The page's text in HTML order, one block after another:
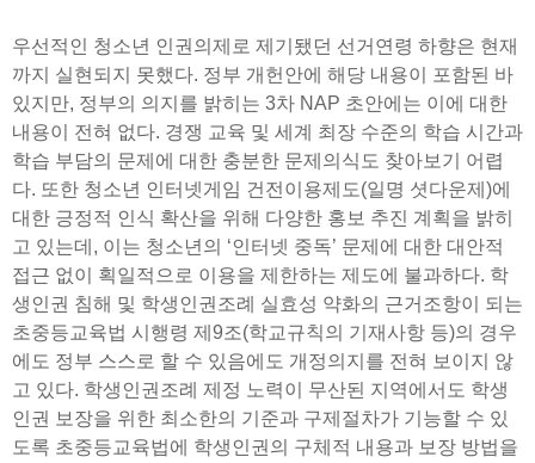
우선적인 청소년 인권의제로 제기됐던 선거연령 하향은 현재
까지 실현되지 못했다. 정부 개헌안에 해당 내용이 포함된 바
있지만, 정부의 의지를 밝히는 3차 NAP 초안에는 이에 대한
내용이 전혀 없다. 경쟁 교육 및 세계 최장 수준의 학습 시간과
학습 부담의 문제에 대한 충분한 문제의식도 찾아보기 어렵
다. 또한 청소년 인터넷게임 건전이용제도(일명 셧다운제)에
대한 긍정적 인식 확산을 위해 다양한 홍보 추진 계획을 밝히
고 있는데, 이는 청소년의 ‘인터넷 중독’ 문제에 대한 대안적
접근 없이 획일적으로 이용을 제한하는 제도에 불과하다. 학
생인권 침해 및 학생인권조례 실효성 약화의 근거조항이 되는
초중등교육법 시행령 제9조(학교규칙의 기재사항 등)의 경우
에도 정부 스스로 할 수 있음에도 개정의지를 전혀 보이지 않
고 있다. 학생인권조례 제정 노력이 무산된 지역에서도 학생
인권 보장을 위한 최소한의 기준과 구제절차가 기능할 수 있
도록 초중등교육법에 학생인권의 구체적 내용과 보장 방법을